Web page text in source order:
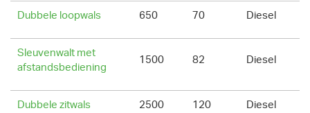
Dubbele loopwals 650 70 Diesel
Sleuvenwalt met
afstandsbediening
1500 82 Diesel
Dubbele zitwals 2500 120 Diesel